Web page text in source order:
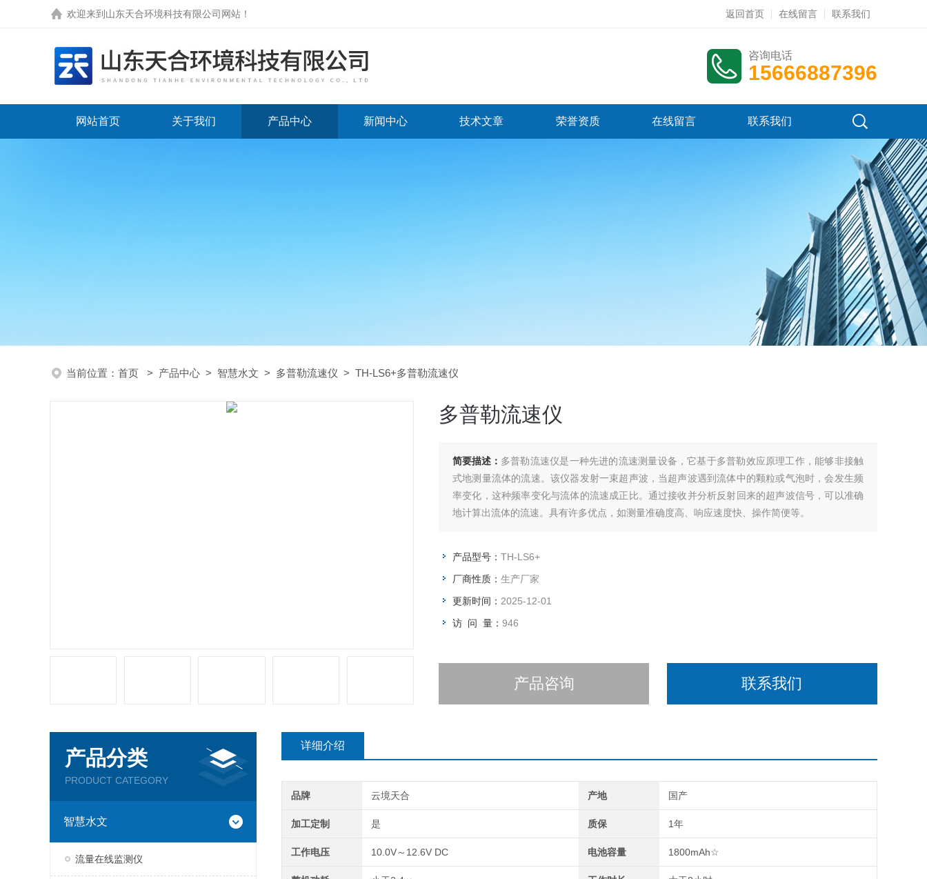
欢迎来到 山东天合环境科技有限公司网站 ！ 返回首页 在线留言 联系我们
咨询电话
15666887396
网站首页 关于我们 产品中心 新闻中心 技术文章 荣誉资质 在线留言 联系我们
当前位置： 首页 > 产品中心 > 智慧水文 > 多普勒流速仪 > TH-LS6+多普勒流速仪
多普勒流速仪
简要描述： 多普勒流速仪是一种先进的流速测量设备，它基于多普勒效应原理工作，能够非接触
式地测量流体的流速。该仪器发射一束超声波，当超声波遇到流体中的颗粒或气泡时，会发生频
率变化，这种频率变化与流体的流速成正比。通过接收并分析反射回来的超声波信号，可以准确
地计算出流体的流速。具有许多优点，如测量准确度高、响应速度快、操作简便等。
产品型号： TH-LS6+
厂商性质： 生产厂家
更新时间： 2025-12-01
访 问 量： 946
产品咨询 联系我们
产品分类
PRODUCT CATEGORY
智慧水文
流量在线监测仪
详细介绍
品牌 云境天合 产地 国产
加工定制 是 质保 1年
工作电压 10.0V～12.6V DC 电池容量 1800mAh☆